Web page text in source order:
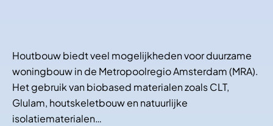
Houtbouw biedt veel mogelijkheden voor duurzame
woningbouw in de Metropoolregio Amsterdam (MRA).
Het gebruik van biobased materialen zoals CLT,
Glulam, houtskeletbouw en natuurlijke
isolatiematerialen…